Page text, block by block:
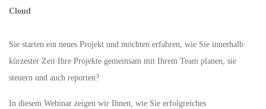
Cloud
Sie starten ein neues Projekt und möchten erfahren, wie Sie innerhalb
kürzester Zeit Ihre Projekte gemeinsam mit Ihrem Team planen, sie
steuern und auch reporten?
In diesem Webinar zeigen wir Ihnen, wie Sie erfolgreiches